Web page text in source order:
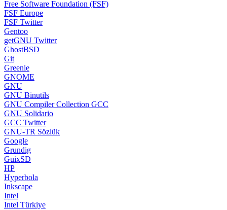
Free Software Foundation (FSF)
FSF Europe
FSF Twitter
Gentoo
getGNU Twitter
GhostBSD
Git
Greenie
GNOME
GNU
GNU Binutils
GNU Compiler Collection GCC
GNU Solidario
GCC Twitter
GNU-TR Sözlük
Google
Grundig
GuixSD
HP
Hyperbola
Inkscape
Intel
Intel Türkiye